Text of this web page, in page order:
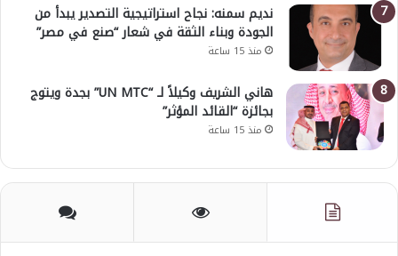
نديم سمنه: نجاح استراتيجية التصدير يبدأ من
الجودة وبناء الثقة في شعار “صنع في مصر”
منذ 15 ساعة
هاني الشريف وكيلاً لـ “UN MTC” بجدة ويتوج
بجائزة “القائد المؤثر”
منذ 15 ساعة